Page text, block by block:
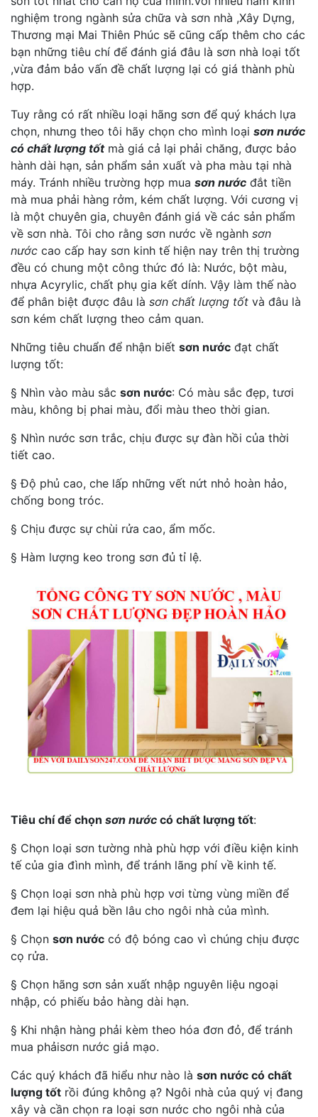
nghiệm trong ngành sửa chữa và sơn nhà ,Xây Dựng,
Thương mại Mai Thiên Phúc sẽ cũng cấp thêm cho các
bạn những tiêu chí để đánh giá đâu là sơn nhà loại tốt
,vừa đảm bảo vấn đề chất lượng lại có giá thành phù
hợp.
Tuy rằng có rất nhiều loại hãng sơn để quý khách lựa
chọn, nhưng theo tôi hãy chọn cho mình loại sơn nước
có chất lượng tốtmà giá cả lại phải chăng, được bảo
hành dài hạn, sản phẩm sản xuất và pha màu tại nhà
máy. Tránh nhiều trường hợp mua sơn nước đắt tiền
mà mua phải hàng rởm, kém chất lượng. Với cương vị
là một chuyên gia, chuyên đánh giá về các sản phẩm
về sơn nhà. Tôi cho rằng sơn nước về ngành sơn
nước cao cấp hay sơn kinh tế hiện nay trên thị trường
đều có chung một công thức đó là: Nước, bột màu,
nhựa Acyrylic, chất phụ gia kết dính. Vậy làm thế nào
để phân biệt được đâu là sơn chất lượng tốt và đâu là
sơn kém chất lượng theo cảm quan.
Những tiêu chuẩn để nhận biết sơn nước đạt chất
lượng tốt:
§ Nhìn vào màu sắc sơn nước: Có màu sắc đẹp, tươi
màu, không bị phai màu, đổi màu theo thời gian.
§ Nhìn nước sơn trắc, chịu được sự đàn hồi của thời
tiết cao.
§ Độ phủ cao, che lấp những vết nứt nhỏ hoàn hảo,
chống bong tróc.
§ Chịu được sự chùi rửa cao, ẩm mốc.
§ Hàm lượng keo trong sơn đủ tỉ lệ.
Tiêu chí để chọn sơn nước có chất lượng tốt:
§ Chọn loại sơn tường nhà phù hợp với điều kiện kinh
tế của gia đình mình, để tránh lãng phí về kinh tế.
§ Chọn loại sơn nhà phù hợp vơi từng vùng miền để
đem lại hiệu quả bền lâu cho ngôi nhà của mình.
§ Chọn sơn nước có độ bóng cao vì chúng chịu được
cọ rửa.
§ Chọn hãng sơn sản xuất nhập nguyên liệu ngoại
nhập, có phiếu bảo hàng dài hạn.
§ Khi nhận hàng phải kèm theo hóa đơn đỏ, để tránh
mua phảisơn nước giả mạo.
Các quý khách đã hiểu như nào là sơn nước có chất
lượng tốt rồi đúng không ạ? Ngôi nhà của quý vị đang
xây và cần chọn ra loại sơn nước cho ngôi nhà của